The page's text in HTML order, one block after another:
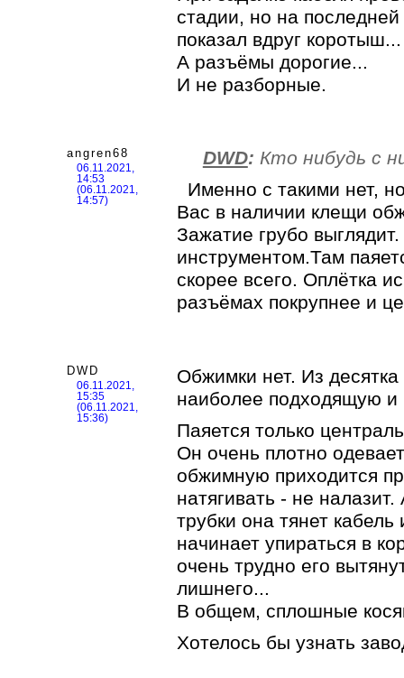
стадии, но на
показал вдруг
А разъёмы дорогие...
И не разборные.
angren68
06.11.2021,
14:53
(06.11.2021,
14:57)
DWD: Кто нибудь с
Именно с такими нет,
Вас в наличии клещи
Зажатие грубо
инструментом.Там
скорее всего. Оплётка
разъёмах покрупнее и
DWD
06.11.2021,
15:35
(06.11.2021,
15:36)
Обжимки нет. Из
наиболее подходящую и
Паяется только
Он очень плотно
обжимную приходится
натягивать - не
трубки она тянет
начинает упираться в
очень трудно его
лишнего...
В общем, сплошные
Хотелось бы узнать